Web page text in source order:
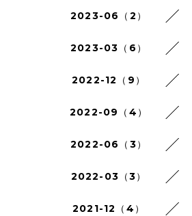
2023-06（2）
2023-03（6）
2022-12（9）
2022-09（4）
2022-06（3）
2022-03（3）
2021-12（4）